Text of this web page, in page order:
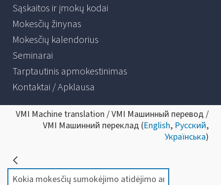
Sąskaitos ir įmokų kodai
Mokesčių žinynas
Mokesčių kalendorius
Seminarai
Tarptautinis apmokestinimas
Kontaktai / Apklausa
VMI Machine translation / VMI Машинный перевод /
VMI Машинний переклад (English, Русский,
Українська)